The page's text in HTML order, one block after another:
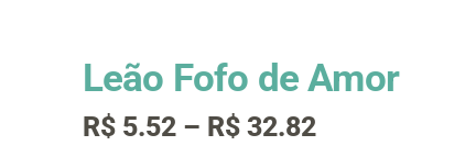
Leão Fofo de Amor
R$5.52 – R$32.82Faixa